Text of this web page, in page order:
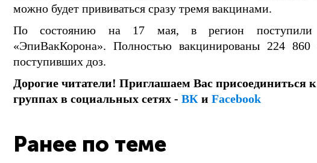
можно будет прививаться сразу тремя вакцинами.
По состоянию на 17 мая, в регион
«ЭпиВакКорона». Полностью вакцинированы 224
поступивших доз.
Дорогие читатели! Приглашаем Вас присоединиться
группах в социальных сетях - ВК и Facebook
Ранее по теме